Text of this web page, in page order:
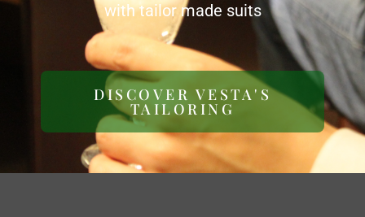
with tailor made suits
DISCOVER VESTA'S
TAILORING